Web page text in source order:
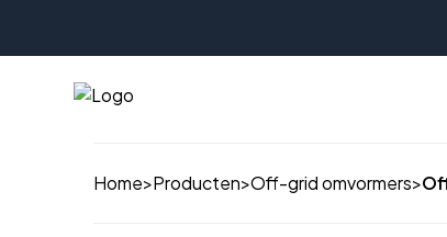
Home>Producten>Off-grid omvormers>